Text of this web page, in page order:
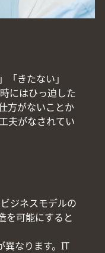
きたない」
にはひっ迫した
方がないことか
夫がなされてい
ジネスモデルの
を可能にすると
異なります。IT